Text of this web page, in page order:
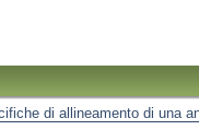
di allineamento di una